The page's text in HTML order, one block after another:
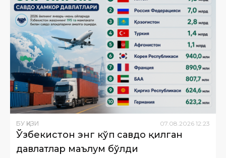
БУ ҚИЗИҚ 07 08 2026 12:23
Ўзбекистон энг кўп савдо қилган
давлатлар маълум бўлди